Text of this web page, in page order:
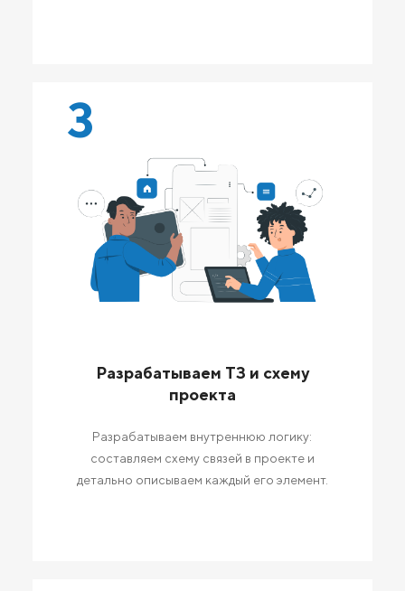
3
Разрабатываем ТЗ и схему
проекта
Разрабатываем внутреннюю логику:
составляем схему связей в проекте и
детально описываем каждый его элемент.